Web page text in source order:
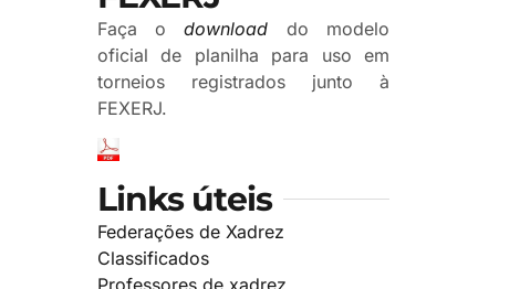
Faça odownload do modelo
oficial de planilha para uso em
torneios registrados junto à
FEXERJ.
Links úteis
Federações de Xadrez
Classificados